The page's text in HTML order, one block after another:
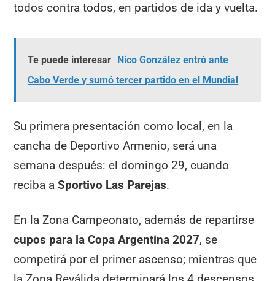
todos contra todos, en partidos de ida y vuelta.
Te puede interesar Nico González entró ante
Cabo Verde y sumó tercer partido en el Mundial
Su primera presentación como local, en la
cancha de Deportivo Armenio, será una
semana después: el domingo 29, cuando
reciba aSportivo Las Parejas.
En la Zona Campeonato, además de repartirse
cupos para la Copa Argentina 2027, se
competirá por el primer ascenso; mientras que